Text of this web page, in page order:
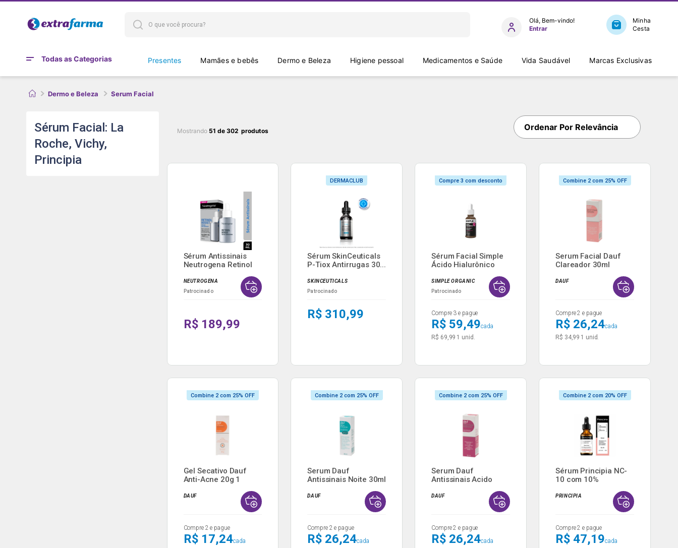
Entrar
Todas as Categorias Presentes Mamães e bebês Dermo e Beleza Higiene pessoal Medicamentos e Saúde Vida Saudável Marcas Exclusivas
Dermo e Beleza Serum Facial
Sérum Facial: La
Roche, Vichy,
Principia
Mostrando 51 de 302 Ordenar Por Relevância
Sérum Antissinais
Neutrogena Retinol
NEUTROGENA
Patrocinado
R$ 189,99
DERMACLUB
Sérum SkinCeuticals
P-Tiox Antirrugas 30...
SKINCEUTICALS
Patrocinado
R$ 310,99
Compre 3 com desconto
Sérum Facial Simple
Ácido Hialurônico
SIMPLE ORGANIC
Patrocinado
Compre 3 e pague
R$ 59,49cada
R$ 69,99 1 unid.
Combine 2 com 25% OFF
Serum Facial Dauf
Clareador 30ml
DAUF
Compre 2 e pague
R$ 26,24cada
R$ 34,99 1 unid.
Combine 2 com 25% OFF
Gel Secativo Dauf
Anti-Acne 20g 1
DAUF
Compre 2 e pague
R$ 17,24cada
Combine 2 com 25% OFF
Serum Dauf
Antissinais Noite 30ml
DAUF
Compre 2 e pague
R$ 26,24cada
Combine 2 com 25% OFF
Serum Dauf
Antissinais Acido
DAUF
Compre 2 e pague
R$ 26,24cada
Combine 2 com 20% OFF
Sérum Principia NC-
10 com 10%
PRINCIPIA
Compre 2 e pague
R$ 47,19cada